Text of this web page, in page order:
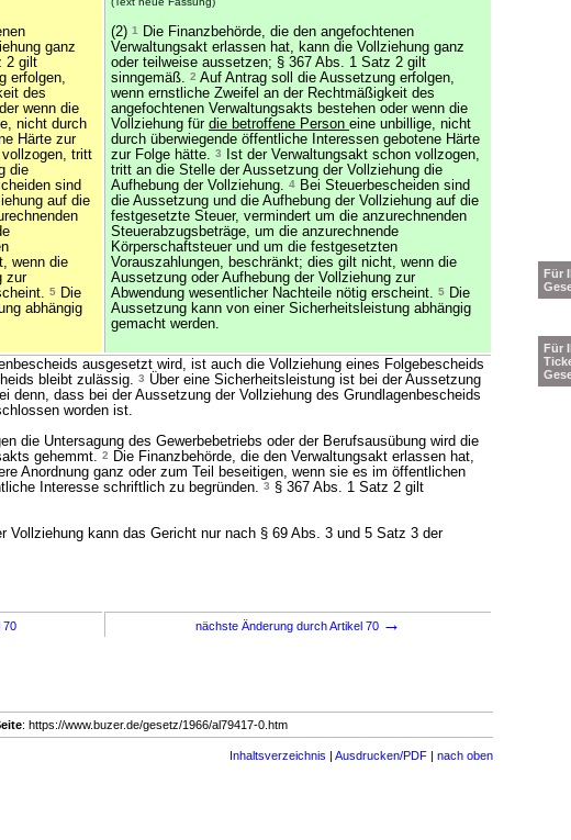
ganz
2 gilt
erfolgen,
des
wenn die
nicht durch
Härte zur
tritt
die
sind
auf die
wenn die
zur
5 Die
abhängig
(2) 1
Die Finanzbehörde, die den angefochtenen
Verwaltungsakt erlassen hat, kann die Vollziehung ganz
oder teilweise aussetzen; § 367 Abs. 1 Satz 2 gilt
sinngemäß. 2 Auf Antrag soll die Aussetzung erfolgen,
wenn ernstliche Zweifel an der Rechtmäßigkeit des
angefochtenen Verwaltungsakts bestehen oder wenn die
Vollziehung für die betroffene Person eine unbillige, nicht
durch überwiegende öffentliche Interessen gebotene Härte
zur Folge hätte. 3
Ist der Verwaltungsakt schon vollzogen,
tritt an die Stelle der Aussetzung der Vollziehung die
Aufhebung der Vollziehung. 4 Bei Steuerbescheiden sind
die Aussetzung und die Aufhebung der Vollziehung auf die
festgesetzte Steuer, vermindert um die anzurechnenden
Steuerabzugsbeträge, um die anzurechnende
Körperschaftsteuer und um die festgesetzten
Vorauszahlungen, beschränkt; dies gilt nicht, wenn die
Aussetzung oder Aufhebung der Vollziehung zur
Abwendung wesentlicher Nachteile nötig erscheint. 5 Die
Aussetzung kann von einer Sicherheitsleistung abhängig
gemacht werden.
ausgesetzt wird, ist auch die Vollziehung eines Folgebescheids
bleibt zulässig. 3 Über eine Sicherheitsleistung ist bei der Aussetzung
denn, dass bei der Aussetzung der Vollziehung des Grundlagenbescheids
worden ist.
die Untersagung des Gewerbebetriebs oder der Berufsausübung wird die
gehemmt. 2
Die Finanzbehörde, die den Verwaltungsakt erlassen hat,
Anordnung ganz oder zum Teil beseitigen, wenn sie es im öffentlichen
Interesse schriftlich zu begründen. 3 § 367 Abs. 1 Satz 2 gilt
Vollziehung kann das Gericht nur nach § 69 Abs. 3 und 5 Satz 3 der
70 nächste Änderung durch Artikel 70 →
: https://www.buzer.de/gesetz/1966/al79417-0.htm
Inhaltsverzeichnis | Ausdrucken/PDF | nach oben
Für
Für